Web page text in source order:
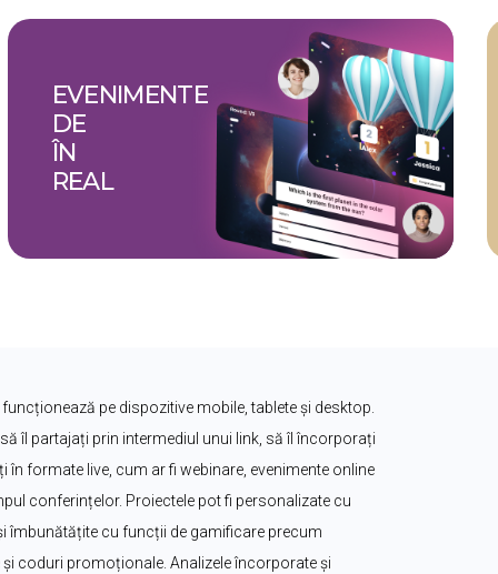
EVENIMENTE
REAL
pe dispozitive mobile, tablete și desktop.
îl partajați prin intermediul unui link, să îl încorporați
în formate live, cum ar fi webinare, evenimente online
conferințelor. Proiectele pot fi personalizate cu
îmbunătățite cu funcții de gamificare precum
coduri promoționale. Analizele încorporate și